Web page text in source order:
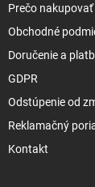
Prečo nakupovať
Obchodné
Doručenie a
GDPR
Odstúpenie od
Reklamačný
Kontakt